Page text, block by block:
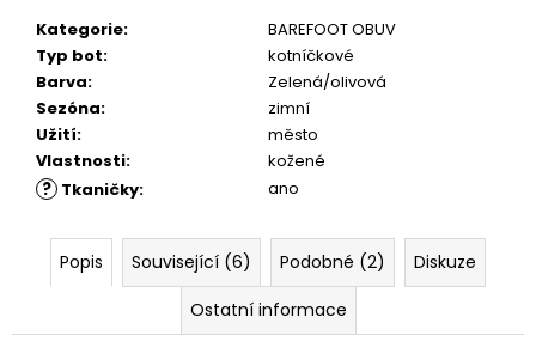
Kategorie:
BAREFOOT OBUV
Typ bot:
kotníčkové
Barva:
Zelená/olivová
Sezóna:
zimní
Užití:
město
Vlastnosti: kožené
? Tkaničky: ano
Popis Související (6) Podobné (2)
Diskuze
Ostatní informace
SUEDE
(VELOUR)
NUBUCK
SPRAY
200
ML,
01
219